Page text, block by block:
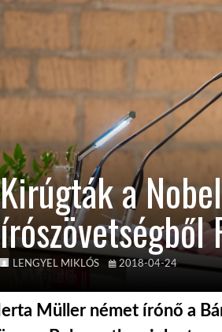
Kirúgták a
írószövetségből
LENGYEL MIKLÓS 2018-04-24
Müller német írónő a